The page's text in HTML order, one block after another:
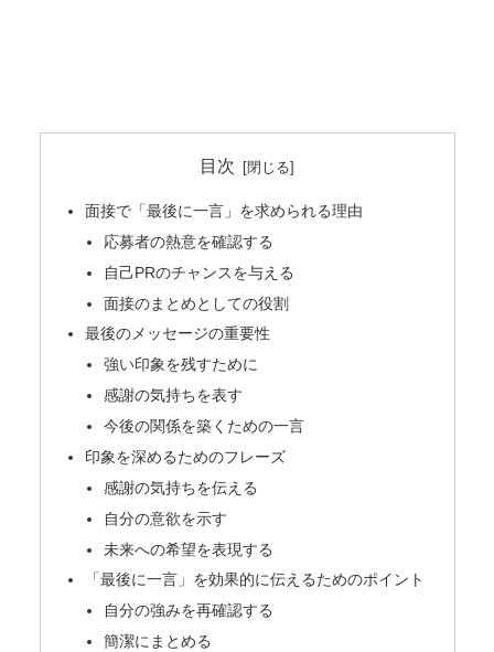
目次
面接で「最後に一言」を求められる理由
応募者の熱意を確認する
自己PRのチャンスを与える
面接のまとめとしての役割
最後のメッセージの重要性
強い印象を残すために
感謝の気持ちを表す
今後の関係を築くための一言
印象を深めるためのフレーズ
感謝の気持ちを伝える
自分の意欲を示す
未来への希望を表現する
「最後に一言」を効果的に伝えるためのポイント
自分の強みを再確認する
簡潔にまとめる